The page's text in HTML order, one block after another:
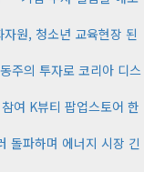
원, 청소년 교육현장 된
주의 투자로 코리아 디스
여 K뷰티 팝업스토어 한
돌파하며 에너지 시장 긴